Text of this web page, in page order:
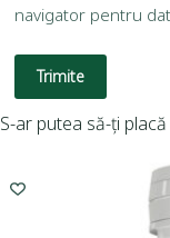
navigator pentru
Trimite
S-ar putea să-ți